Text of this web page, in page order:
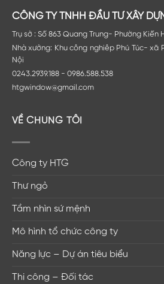
CÔNG TY TNHH ĐẦU TƯ XÂY
Trụ sở : Số 863 Quang Trung- Phường
Nhà xưởng: Khu công nghiêp Phú Túc- xã
Nội
0243.2939.188 - 0986.588.538
htgwindow@gmail.com
VỀ CHÚNG TÔI
Công ty HTG
Thư ngỏ
Tầm nhìn sứ mệnh
Mô hình tổ chức công ty
Năng lực – Dự án tiêu biểu
Thi công – Đối tác